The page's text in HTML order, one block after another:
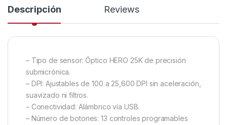
Descripción Reviews
– Tipo de sensor: Óptico HERO 25K de precisión
submicrónica.
– DPI: Ajustables de 100 a 25,600 DPI sin aceleración,
suavizado ni filtros.
– Conectividad: Alámbrico vía USB.
– Número de botones: 13 controles programables